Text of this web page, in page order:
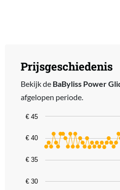
Prijsgeschiedenis
Bekijk de BaByliss Power
afgelopen periode.
Chart
Line chart with 62 data points.
The chart has 1 X axis
The chart has 1 Y axis
€ 30
€ 35
€ 40
€ 45